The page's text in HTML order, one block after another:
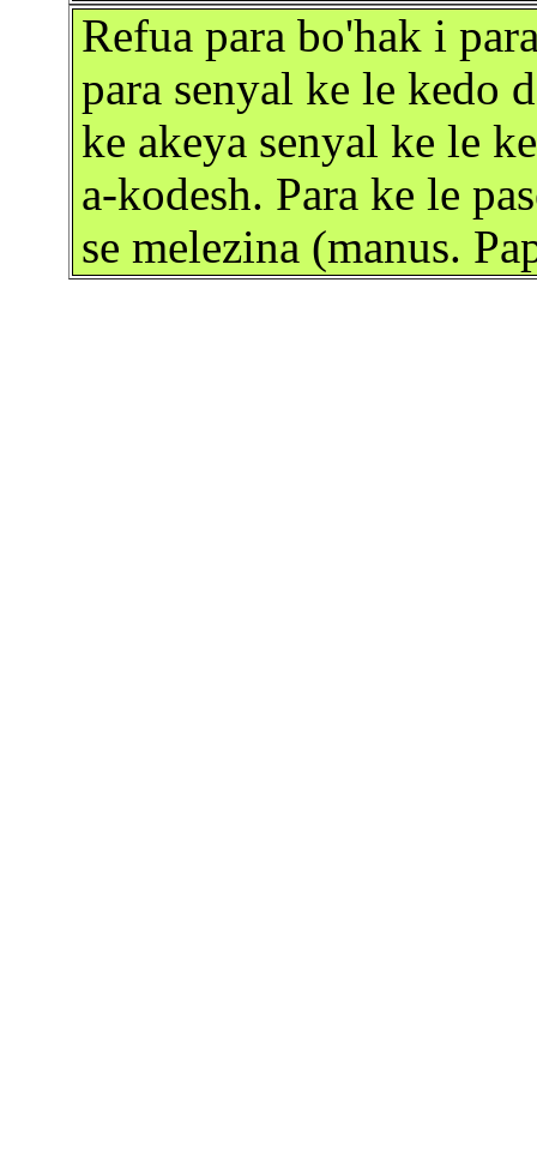
Refua para bo'hak i
para senyal ke le kedo
ke akeya senyal ke le
a-kodesh. Para ke le
se melezina (manus.